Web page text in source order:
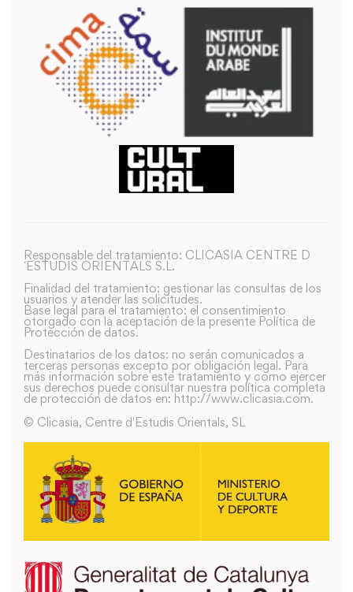
Responsable del tratamiento: CLICASIA CENTRE D
´ESTUDIS ORIENTALS S.L.
Finalidad del tratamiento: gestionar las consultas de los
usuarios y atender las solicitudes.
Base legal para el tratamiento: el consentimiento
otorgado con la aceptación de la presente Política de
Protección de datos.
Destinatarios de los datos: no serán comunicados a
terceras personas excepto por obligación legal. Para
más información sobre este tratamiento y como ejercer
sus derechos puede consultar nuestra política completa
de protección de datos en: http://www.clicasia.com.
© Clicasia, Centre d'Estudis Orientals, SL